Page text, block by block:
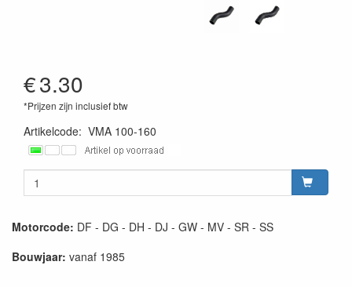
€3.30
*Prijzen zijn inclusief btw
Artikelcode: VMA 100-160
Motorcode: DF - DG - DH - DJ - GW - MV - SR - SS
Bouwjaar: vanaf 1985